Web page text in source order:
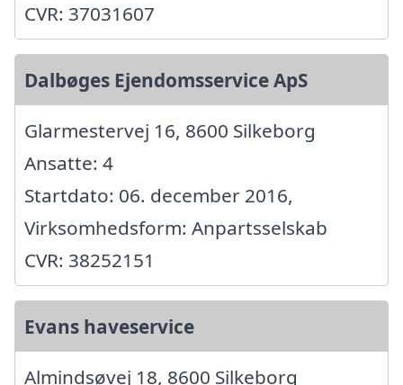
CVR: 37031607
Dalbøges Ejendomsservice ApS
Glarmestervej 16, 8600 Silkeborg
Ansatte: 4
Startdato: 06. december 2016,
Virksomhedsform: Anpartsselskab
CVR: 38252151
Evans haveservice
Almindsøvej 18, 8600 Silkeborg